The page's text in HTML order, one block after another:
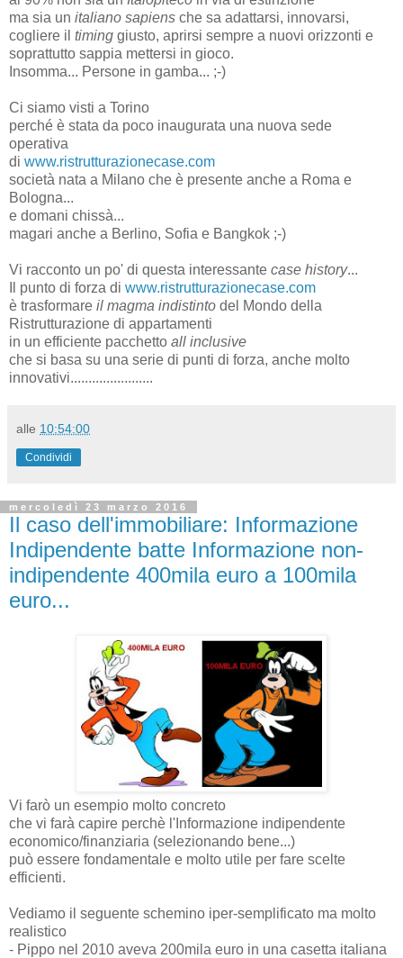
ma sia un italiano sapiens che sa adattarsi, innovarsi,
cogliere il timing giusto, aprirsi sempre a nuovi orizzonti e
soprattutto sappia mettersi in gioco.
Insomma... Persone in gamba... ;-)
Ci siamo visti a Torino
perché è stata da poco inaugurata una nuova sede
operativa
di www.ristrutturazionecase.com
società nata a Milano che è presente anche a Roma e
Bologna...
e domani chissà...
magari anche a Berlino, Sofia e Bangkok ;-)
Vi racconto un po' di questa interessante case history...
Il punto di forza di www.ristrutturazionecase.com
è trasformare il magma indistinto del Mondo della
Ristrutturazione di appartamenti
in un efficiente pacchetto all inclusive
che si basa su una serie di punti di forza, anche molto
innovativi.......................
alle 10:54:00
Condividi
mercoledì 23 marzo 2016
Il caso dell'immobiliare: Informazione
Indipendente batte Informazione non-
indipendente 400mila euro a 100mila
euro...
Vi farò un esempio molto concreto
che vi farà capire perchè l'Informazione indipendente
economico/finanziaria (selezionando bene...)
può essere fondamentale e molto utile per fare scelte
efficienti.
Vediamo il seguente schemino iper-semplificato ma molto
realistico
- Pippo nel 2010 aveva 200mila euro in una casetta italiana